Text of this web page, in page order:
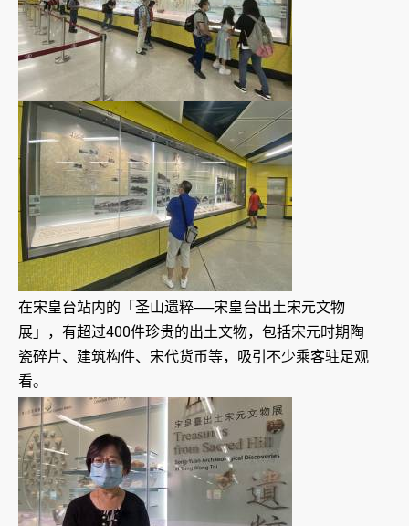
在宋皇台站内的「圣山遗粹──宋皇台出土宋元文物
展」，有超过400件珍贵的出土文物，包括宋元时期陶
瓷碎片、建筑构件、宋代货币等，吸引不少乘客驻足观
看。